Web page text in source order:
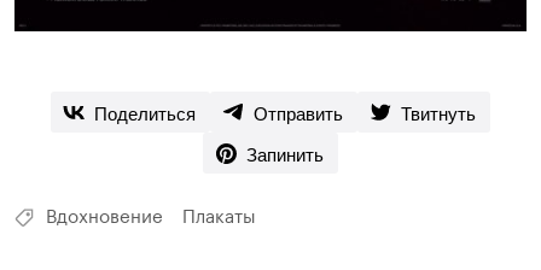
Поделиться Отправить
Твитнуть
Запинить
Вдохновение Плакаты